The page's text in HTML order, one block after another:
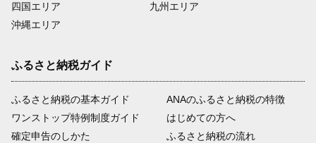
四国エリア
沖縄エリア
九州エリア
ふるさと納税ガイド
ふるさと納税の基本ガイド
ワンストップ特例制度ガイド
確定申告のしかた
ANAのふるさと納税の特徴
はじめての方へ
ふるさと納税の流れ